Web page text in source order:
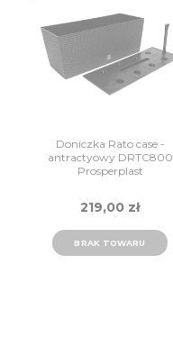
Doniczka Rato case -
antractyowy DRTC800
Prosperplast
219,00 zł
BRAK TOWARU